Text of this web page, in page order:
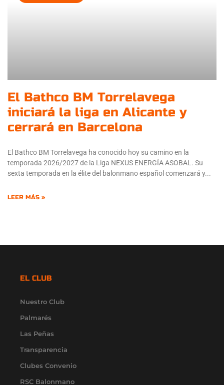
El Bathco BM Torrelavega
iniciará la liga en Alicante y
cerrará en Barcelona
El Bathco BM Torrelavega ha conocido hoy su camino en la
temporada 2026/2027 de la Liga NEXUS ENERGÍA ASOBAL. Su
sexta temporada en la élite del balonmano español comenzará y
LEER MÁS »
EL CLUB
Nuestro Club
Palmarés
Las Peñas
Transparencia
Clubes Convenio
RSC Balonmano